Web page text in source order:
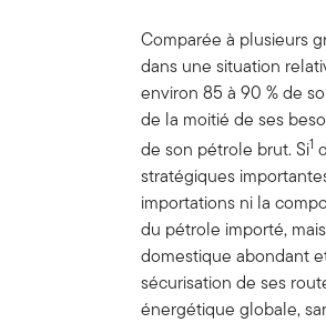
Comparée à plusieurs
dans une situation
environ 85 à 90 % de
de la moitié de ses
de son pétrole brut. Si1
stratégiques
importations ni la
du pétrole importé,
domestique abondant
sécurisation de ses
énergétique globale,